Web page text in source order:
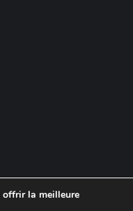
offrir la meilleure